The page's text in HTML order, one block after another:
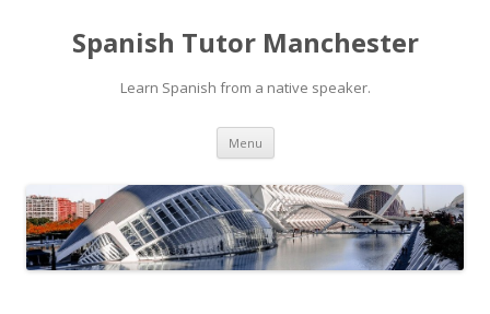
Spanish Tutor Manchester
Learn Spanish from a native speaker.
Menu Skip
content